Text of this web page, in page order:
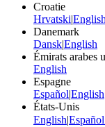
Croatie
Hrvatski|English
Danemark
Dansk|English
Émirats arabes
English
Espagne
Español|English
États-Unis
English|